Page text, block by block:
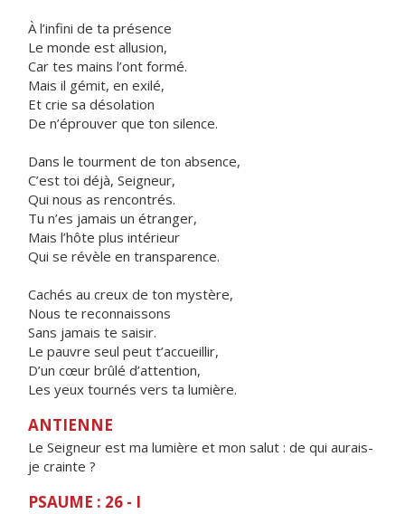
À l’infini de ta présence
Le monde est allusion,
Car tes mains l’ont formé.
Mais il gémit, en exilé,
Et crie sa désolation
De n’éprouver que ton silence.
Dans le tourment de ton absence,
C’est toi déjà, Seigneur,
Qui nous as rencontrés.
Tu n’es jamais un étranger,
Mais l’hôte plus intérieur
Qui se révèle en transparence.
Cachés au creux de ton mystère,
Nous te reconnaissons
Sans jamais te saisir.
Le pauvre seul peut t’accueillir,
D’un cœur brûlé d’attention,
Les yeux tournés vers ta lumière.
ANTIENNE
Le Seigneur est ma lumière et mon salut : de qui aurais-
je crainte ?
PSAUME : 26 - I